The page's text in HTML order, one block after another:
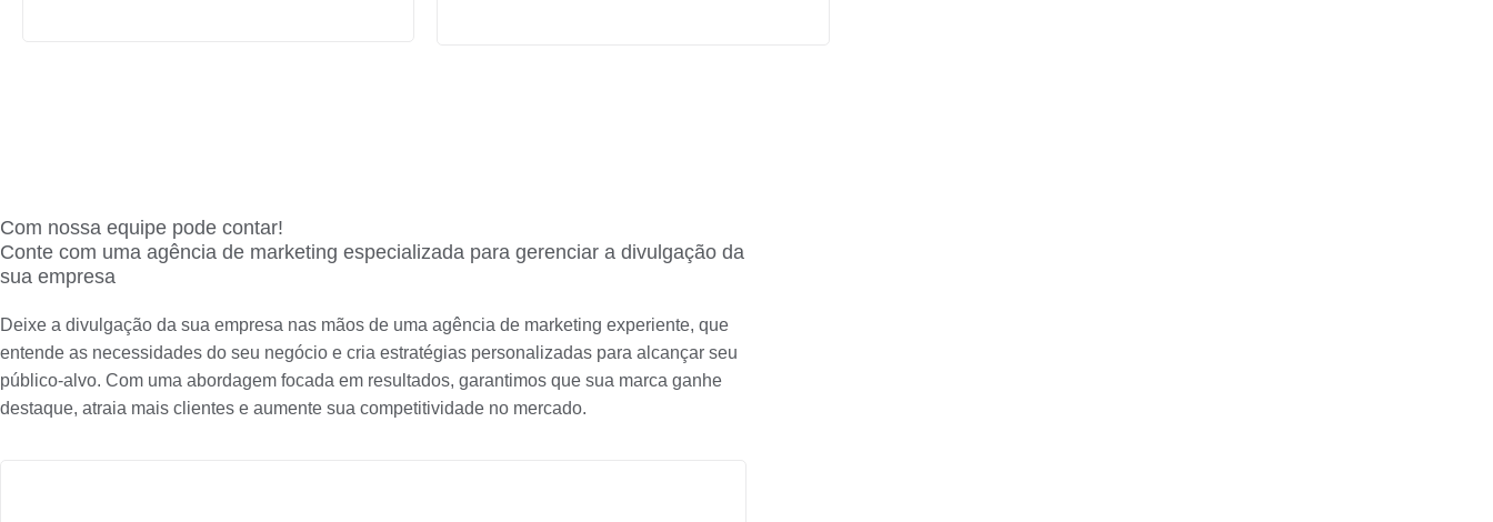
Com nossa equipe pode contar!
Conte com uma agência de marketing especializada para gerenciar a divulgação da
sua empresa
Deixe a divulgação da sua empresa nas mãos de uma agência de marketing experiente, que
entende as necessidades do seu negócio e cria estratégias personalizadas para alcançar seu
público-alvo. Com uma abordagem focada em resultados, garantimos que sua marca ganhe
destaque, atraia mais clientes e aumente sua competitividade no mercado.